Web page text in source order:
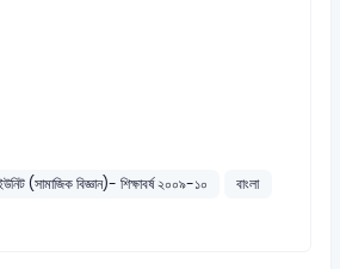
(সামাজিক বিজ্ঞান)- শিক্ষাবর্ষ ২০০৯-১০
বাংলা